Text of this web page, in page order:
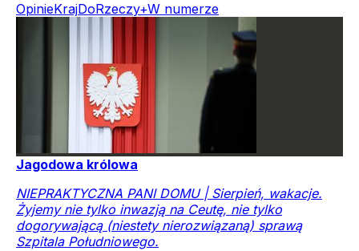
OpinieKrajDoRzeczy+W numerze
Jagodowa królowa
NIEPRAKTYCZNA PANI DOMU | Sierpień, wakacje.
Żyjemy nie tylko inwazją na Ceutę, nie tylko
dogorywającą (niestety nierozwiązaną) sprawą
Szpitala Południowego.